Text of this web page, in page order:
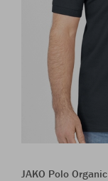
JAKO Polo Organic